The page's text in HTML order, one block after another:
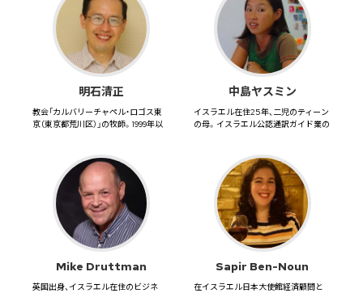
明石清正
教会「カルバリーチャペル・ロゴス東
京（東京都荒川区）」の牧師。1999年以
中島ヤスミン
イスラエル在住25年、二児のティーン
の母。イスラエル公認通訳ガイド業の
Mike Druttman
英国出身、イスラエル在住のビジネ
Sapir Ben-Noun
在イスラエル日本大使館経済顧問と